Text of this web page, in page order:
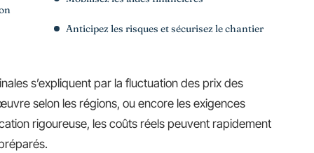
Anticipez les risques et sécurisez le chantier
s’expliquent par la fluctuation des prix des
selon les régions, ou encore les exigences
rigoureuse, les coûts réels peuvent rapidement